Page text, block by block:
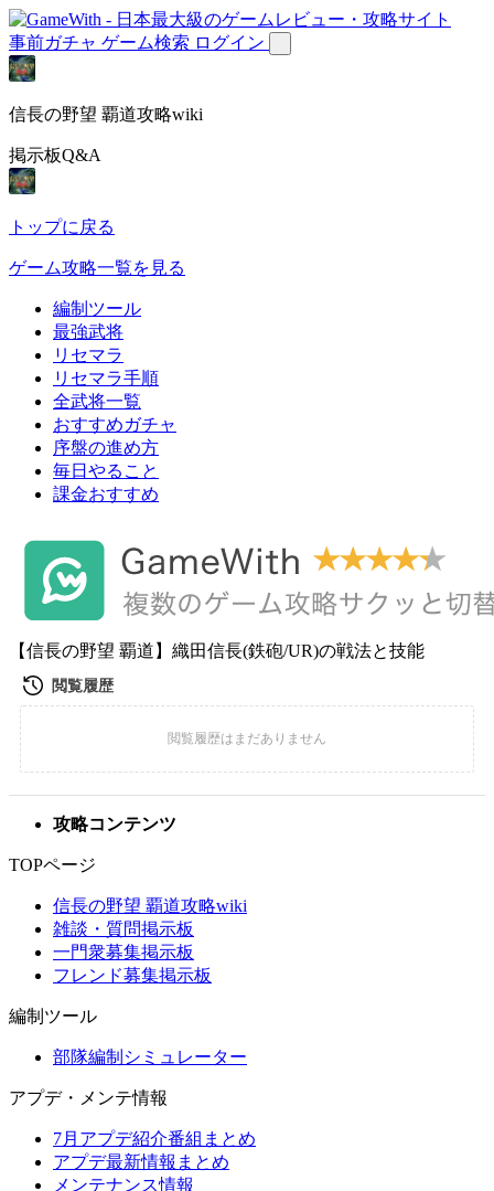
事前ガチャ ゲーム検索 ログイン
信長の野望 覇道攻略wiki
掲示板Q&A
トップに戻る
ゲーム攻略一覧を見る
編制ツール
最強武将
リセマラ
リセマラ手順
全武将一覧
おすすめガチャ
序盤の進め方
毎日やること
課金おすすめ
【信長の野望 覇道】織田信長(鉄砲/UR)の戦法と技能
攻略コンテンツ
TOPページ
信長の野望 覇道攻略wiki
雑談・質問掲示板
一門衆募集掲示板
フレンド募集掲示板
編制ツール
部隊編制シミュレーター
アプデ・メンテ情報
7月アプデ紹介番組まとめ
アプデ最新情報まとめ
メンテナンス情報